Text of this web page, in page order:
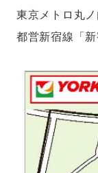
東京メトロ丸
都営新宿線「